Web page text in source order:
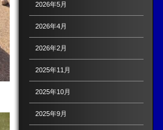
2026年5月
2026年4月
2026年2月
2025年11月
2025年10月
2025年9月